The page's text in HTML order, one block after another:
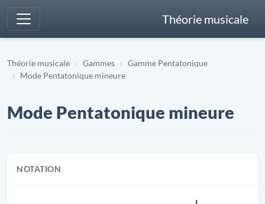
Théorie musicale
Théorie musicale Gammes
Gamme Pentatonique
Mode Pentatonique mineure
Mode Pentatonique mineure
NOTATION